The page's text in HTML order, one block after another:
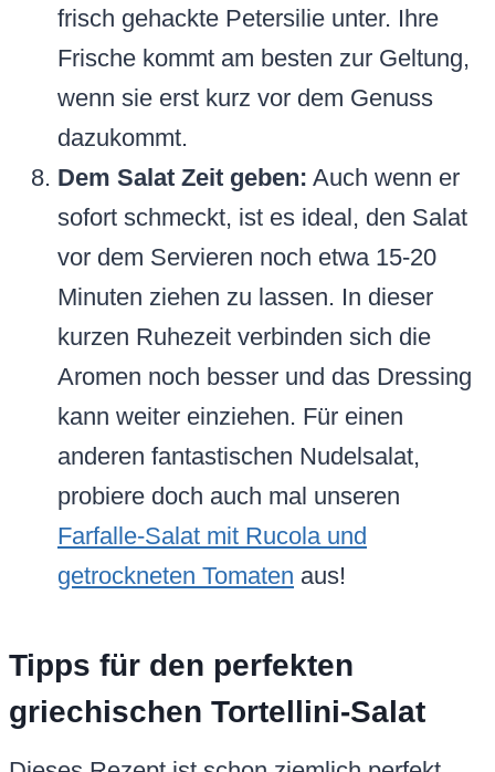
frisch gehackte Petersilie unter. Ihre
Frische kommt am besten zur Geltung,
wenn sie erst kurz vor dem Genuss
dazukommt.
Dem Salat Zeit geben: Auch wenn er
sofort schmeckt, ist es ideal, den Salat
vor dem Servieren noch etwa 15-20
Minuten ziehen zu lassen. In dieser
kurzen Ruhezeit verbinden sich die
Aromen noch besser und das Dressing
kann weiter einziehen. Für einen
anderen fantastischen Nudelsalat,
probiere doch auch mal unseren
Farfalle-Salat mit Rucola und
getrockneten Tomaten aus!
Tipps für den perfekten
griechischen Tortellini-Salat